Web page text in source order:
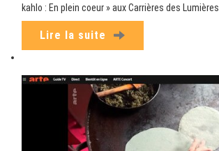
kahlo : En plein coeur » aux Carrières des Lumières
Lire la suite